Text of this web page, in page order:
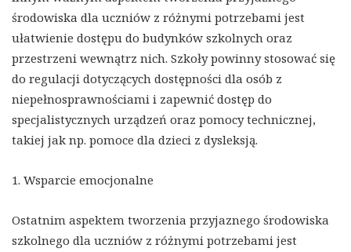
środowiska dla uczniów z różnymi potrzebami jest
ułatwienie dostępu do budynków szkolnych oraz
przestrzeni wewnątrz nich. Szkoły powinny stosować się
do regulacji dotyczących dostępności dla osób z
niepełnosprawnościami i zapewnić dostęp do
specjalistycznych urządzeń oraz pomocy technicznej,
takiej jak np. pomoce dla dzieci z dysleksją.
1. Wsparcie emocjonalne
Ostatnim aspektem tworzenia przyjaznego środowiska
szkolnego dla uczniów z różnymi potrzebami jest